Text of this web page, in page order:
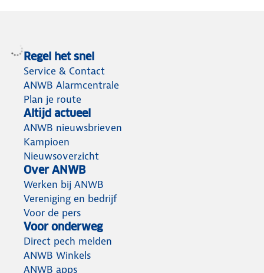
Regel het snel
Service & Contact
ANWB Alarmcentrale
Plan je route
Altijd actueel
ANWB nieuwsbrieven
Kampioen
Nieuwsoverzicht
Over ANWB
Werken bij ANWB
Vereniging en bedrijf
Voor de pers
Voor onderweg
Direct pech melden
ANWB Winkels
ANWB apps